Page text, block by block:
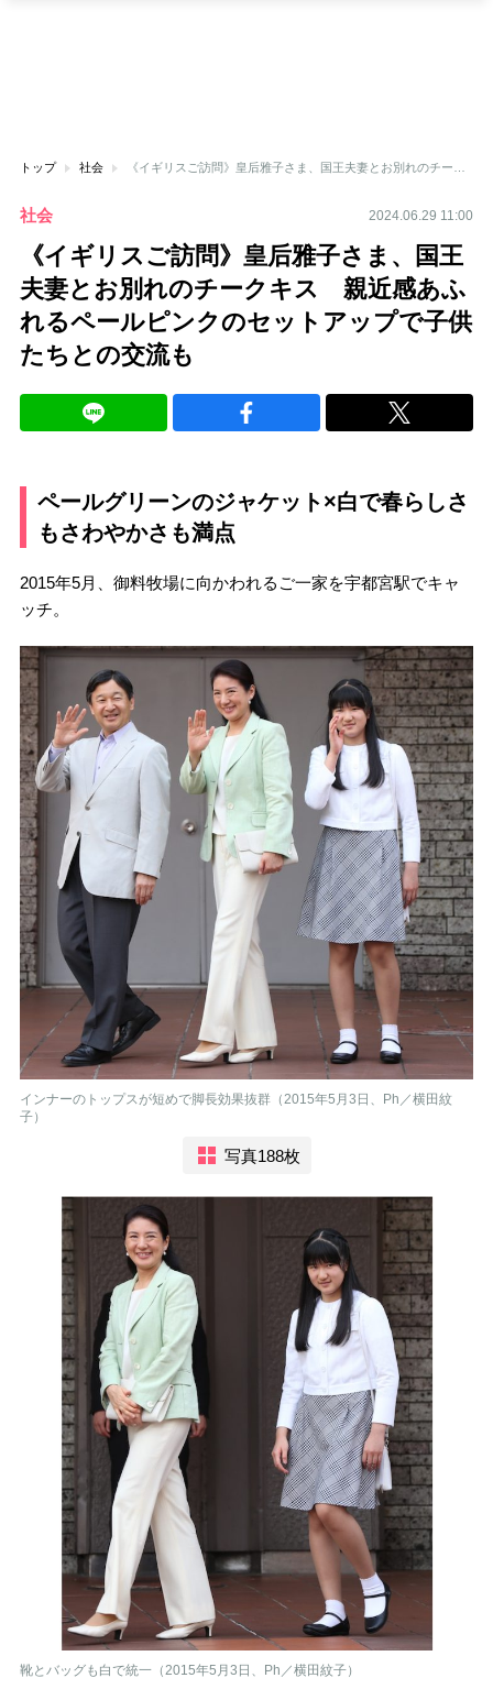
トップ 社会
社会 2024.06.29 11:00
《イギリスご訪問》皇后雅子さま、国王
夫妻とお別れのチークキス 親近感あふ
れるペールピンクのセットアップで子供
たちとの交流も
ペールグリーンのジャケット×白で春らしさ
もさわやかさも満点
2015年5月、御料牧場に向かわれるご一家を宇都宮駅でキャ
ッチ。
インナーのトップスが短めで脚長効果抜群（2015年5月3日、Ph／横田紋
子）
写真188枚
靴とバッグも白で統一（2015年5月3日、Ph／横田紋子）